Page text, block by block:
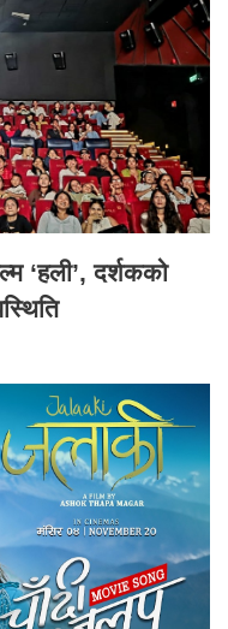
‘हली’, दर्शकको